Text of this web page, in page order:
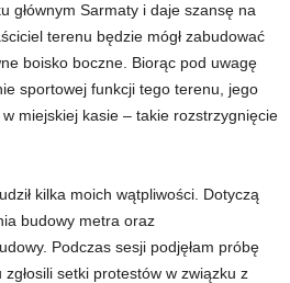
głównym Sarmaty i daje szansę na
terenu będzie mógł zabudować
boisko boczne. Biorąc pod uwagę
sportowej funkcji tego terenu, jego
miejskiej kasie – takie rozstrzygnięcie
kilka moich wątpliwości. Dotyczą
budowy metra oraz
Podczas sesji podjęłam próbę
setki protestów w związku z